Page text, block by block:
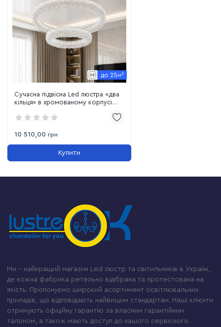
Сучасна підвісна Led люстра «два
кільця» в хромованому корпусі
10 510,00 грн
Купити
Ми – найкращий магазин Led люстр та світильників в Україні,
де кожна фабрика ретельно відібрана та протестована на
якість. Пропонуємо широкий асортимент освітлювальних
приладів, що відповідають найвищим стандартам. Наші клієнти
отримують офіційну гарантію за власним гарантійним
талоном, а також мають доступ до нашого сервісного